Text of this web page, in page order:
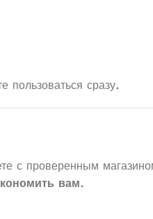
пользоваться сразу.
с проверенным
вам.